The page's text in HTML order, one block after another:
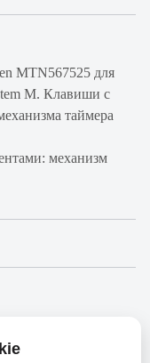
MTN567525 для
M. Клавиши с
таймера
механизм
отличаться от реального